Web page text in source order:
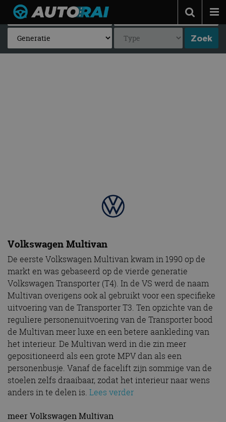
Autonieuws
Podcast
Volkswagen Multivan
De eerste Volkswagen Multivan kwam in 1990 op de
markt en was gebaseerd op de vierde generatie
Volkswagen Transporter (T4). In de VS werd de naam
Multivan overigens ook al gebruikt voor een specifieke
uitvoering van de Transporter T3. Ten opzichte van de
reguliere personenuitvoering van de Transporter bood
de Multivan meer luxe en een betere aankleding van
het interieur. De Multivan werd in die zin meer
gepositioneerd als een grote MPV dan als een
personenbusje. Vanaf de facelift zijn sommige van de
stoelen zelfs draaibaar, zodat het interieur naar wens
anders in te delen is. Lees verder
meer Volkswagen Multivan